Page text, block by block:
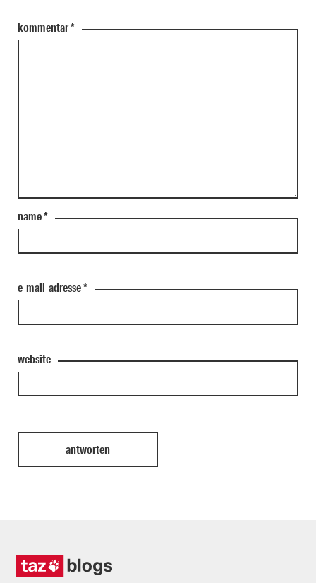
kommentar*
name*
e-mail-adresse*
website